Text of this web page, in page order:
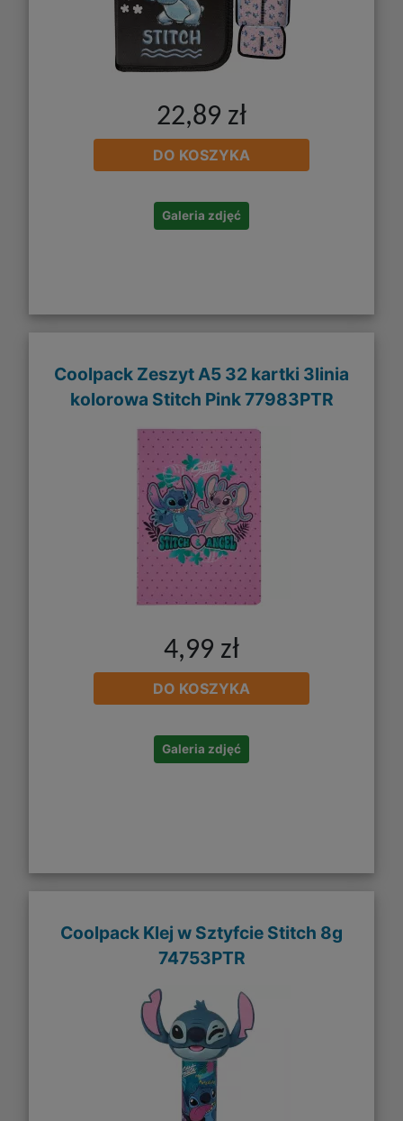
22,89 zł
DO KOSZYKA
Galeria zdjęć
Coolpack Zeszyt A5 32 kartki 3linia
kolorowa Stitch Pink 77983PTR
4,99 zł
DO KOSZYKA
Galeria zdjęć
Coolpack Klej w Sztyfcie Stitch 8g
74753PTR